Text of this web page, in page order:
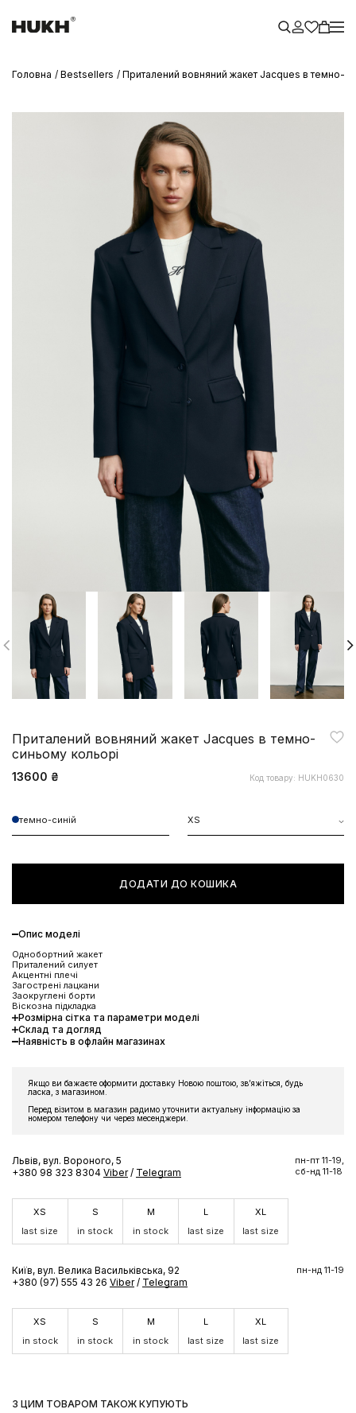
Головна Bestsellers Приталений вовняний жакет Jacques в темно-
Приталений вовняний жакет Jacques в темно-
синьому кольорі
13600 ₴ Код товару: HUKH0630
темно-синій XS
ДОДАТИ ДО КОШИКА
Опис моделі
Однобортний жакет
Приталений силует
Акцентні плечі
Загострені лацкани
Заокруглені борти
Віскозна підкладка
Розмірна сітка та параметри моделі
Склад та догляд
Наявність в офлайн магазинах
Якщо ви бажаєте оформити доставку Новою поштою, звʼяжіться, будь
ласка, з магазином.
Перед візитом в магазин радимо уточнити актуальну інформацію за
номером телефону чи через месенджери.
Львів, вул. Вороного, 5
+380 98 323 8304 Viber / Telegram
пн-пт 11-19,
сб-нд 11-18
XS
last size
S
in stock
M
in stock
L
last size
XL
last size
Київ, вул. Велика Васильківська, 92
+380 (97) 555 43 26 Viber / Telegram
пн-нд 11-19
XS
in stock
S
in stock
M
in stock
L
last size
XL
last size
З ЦИМ ТОВАРОМ ТАКОЖ КУПУЮТЬ